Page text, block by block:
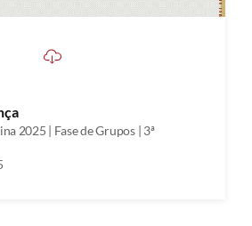
2025 | Fase de Grupos | 3ª